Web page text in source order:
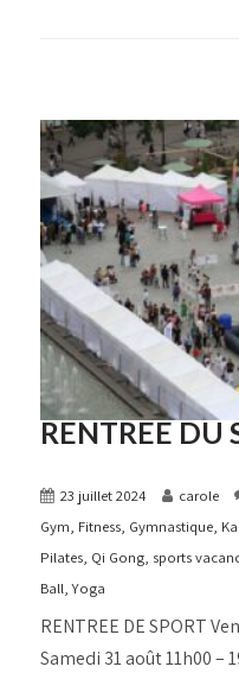
RENTREE DU
23 juillet 2024 carole
Gym, Fitness, Gymnastique,
Pilates, Qi Gong, sports
Ball,Yoga
RENTREE DE SPORT
Samedi 31 août 11h00 –